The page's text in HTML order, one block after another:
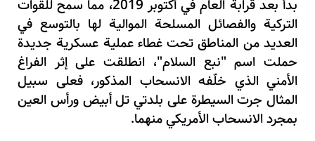
بدأ بعد قرابة العام في أكتوبر 2019، مما سمح للقوات
التركية والفصائل المسلحة الموالية لها بالتوسع في
العديد من المناطق تحت غطاء عملية عسكرية جديدة
حملت اسم "نبع السلام"، انطلقت على إثر الفراغ
الأمني الذي خلّفه الانسحاب المذكور، فعلى سبيل
المثال جرت السيطرة على بلدتي تل أبيض ورأس العين
بمجرد الانسحاب الأمريكي منهما.